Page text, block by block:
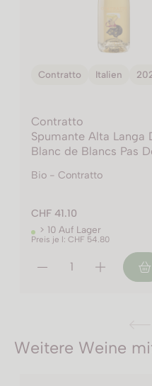
Contratto Italien
Contratto
Spumante Special
Extra Brut
Contratto
CHF 63.50
> 10 Auf Lager
Preis je l: CHF 84.65
Weitere Weine